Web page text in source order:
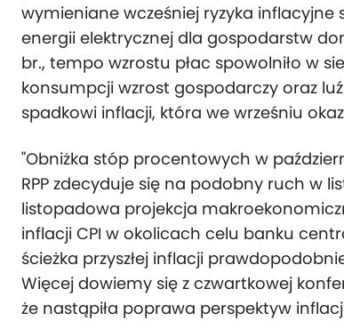
wymieniane wcześniej ryzyka inflacyjne
energii elektrycznej dla gospodarstw
br., tempo wzrostu płac spowolniło w
konsumpcji wzrost gospodarczy oraz
spadkowi inflacji, która we wrześniu
"Obniżka stóp procentowych w
RPP zdecyduje się na podobny ruch w
listopadowa projekcja
inflacji CPI w okolicach celu banku
ścieżka przyszłej inflacji
Więcej dowiemy się z czwartkowej
że nastąpiła poprawa perspektyw